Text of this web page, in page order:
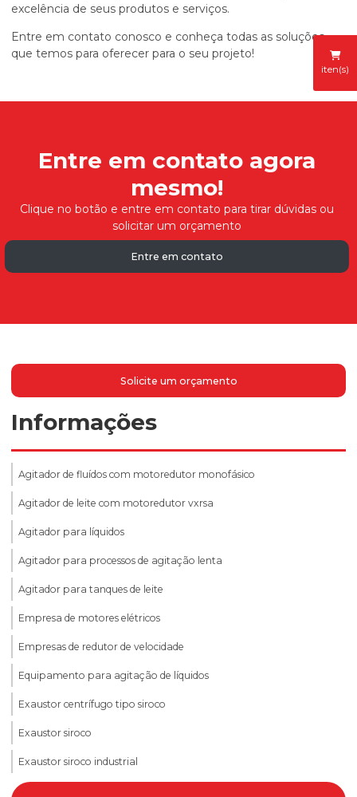
iten(s)
excelência de seus produtos e serviços.
Entre em contato conosco e conheça todas as soluções
que temos para oferecer para o seu projeto!
Entre em contato agora
mesmo!
Clique no botão e entre em contato para tirar dúvidas ou
solicitar um orçamento
Entre em contato
Solicite um orçamento
Informações
Agitador de fluídos com motoredutor monofásico
Agitador de leite com motoredutor vxrsa
Agitador para líquidos
Agitador para processos de agitação lenta
Agitador para tanques de leite
Empresa de motores elétricos
Empresas de redutor de velocidade
Equipamento para agitação de líquidos
Exaustor centrífugo tipo siroco
Exaustor siroco
Exaustor siroco industrial